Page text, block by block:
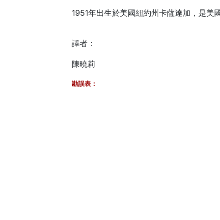
1951年出生於美國紐約州卡薩達加，是美
譯者：
陳曉莉
勘誤表：